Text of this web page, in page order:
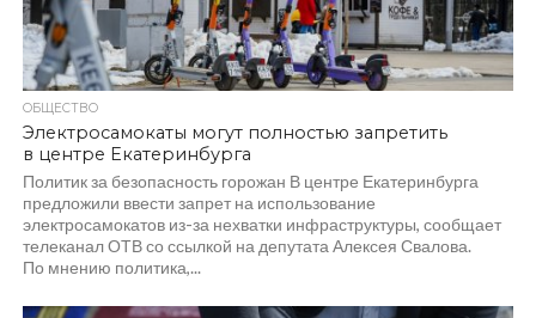
ОБЩЕСТВО
Электросамокаты могут полностью запретить
в центре Екатеринбурга
Политик за безопасность горожан В центре Екатеринбурга
предложили ввести запрет на использование
электросамокатов из-за нехватки инфраструктуры, сообщает
телеканал ОТВ со ссылкой на депутата Алексея Свалова.
По мнению политика,...